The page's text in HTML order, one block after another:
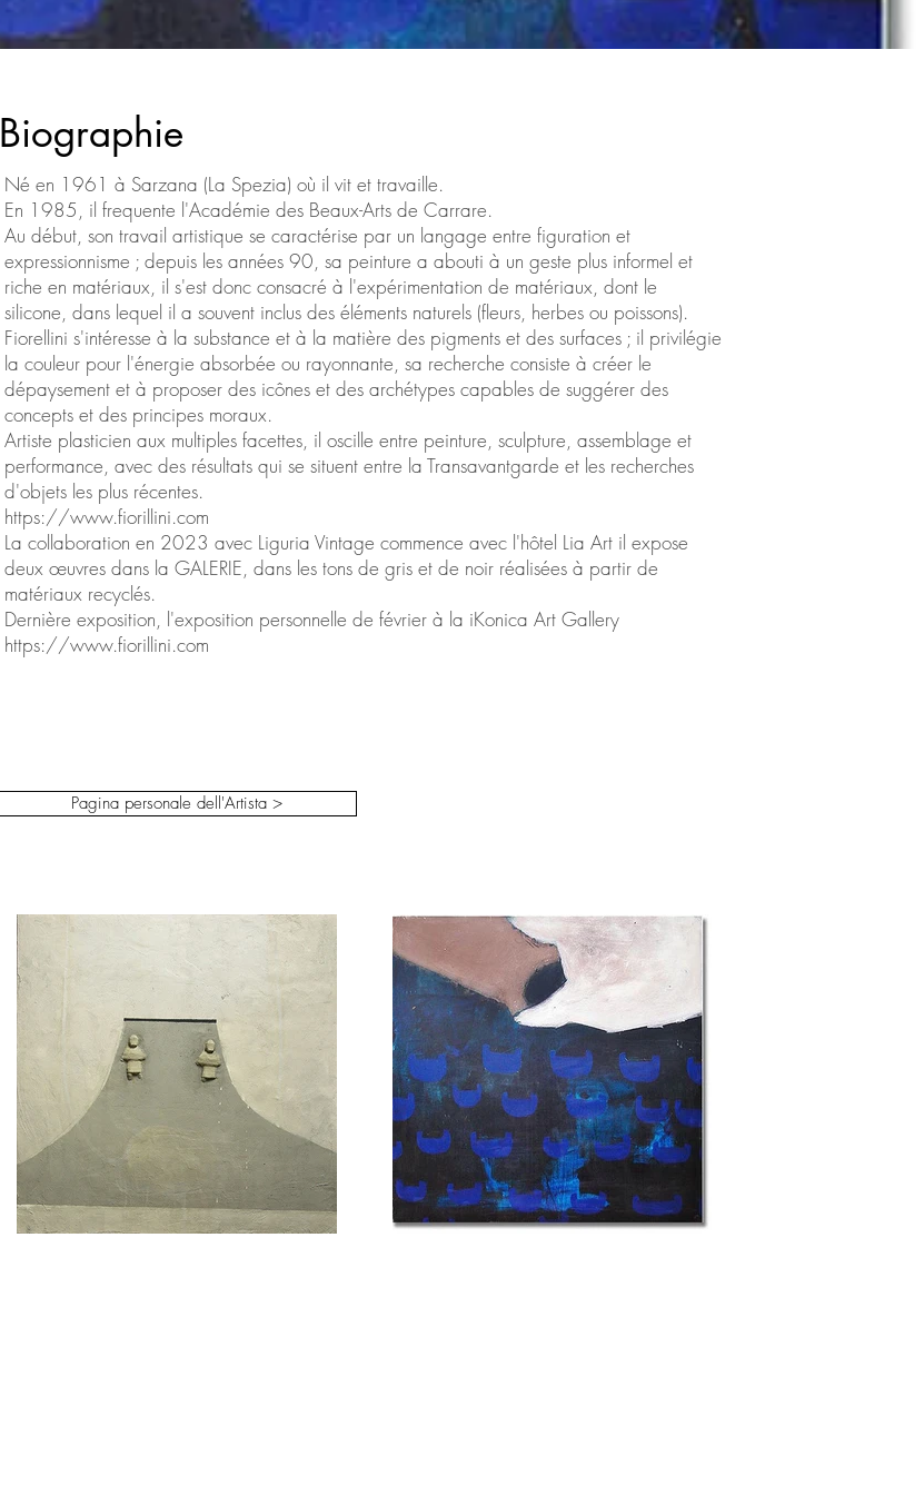
Biographie
Né en 1961 à Sarzana (La Spezia) où il vit et travaille.
En 1985, il frequente l'Académie des Beaux-Arts de Carrare.
Au début, son travail artistique se caractérise par un langage entre figuration et
expressionnisme ; depuis les années 90, sa peinture a abouti à un geste plus informel et
riche en matériaux, il s'est donc consacré à l'expérimentation de matériaux, dont le
silicone, dans lequel il a souvent inclus des éléments naturels (fleurs, herbes ou poissons).
Fiorellini s'intéresse à la substance et à la matière des pigments et des surfaces ; il privilégie
la couleur pour l'énergie absorbée ou rayonnante, sa recherche consiste à créer le
dépaysement et à proposer des icônes et des archétypes capables de suggérer des
concepts et des principes moraux.
Artiste plasticien aux multiples facettes, il oscille entre peinture, sculpture, assemblage et
performance, avec des résultats qui se situent entre la Transavantgarde et les recherches
d'objets les plus récentes.
https://www.fiorillini.com
La collaboration en 2023 avec Liguria Vintage commence avec l'hôtel Lia Art il expose
deux œuvres dans la GALERIE, dans les tons de gris et de noir réalisées à partir de
matériaux recyclés.
Dernière exposition, l'exposition personnelle de février à la iKonica Art Gallery
https://www.fiorillini.com
Pagina personale dell'Artista >